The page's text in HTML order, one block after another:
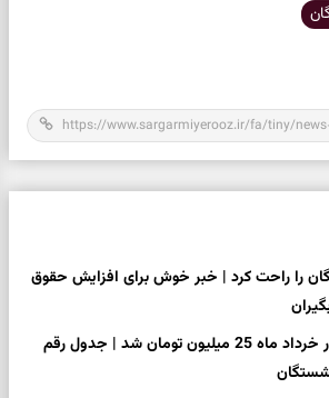
را راحت کرد | خبر خوش برای افزایش حقوق
حقوق بازنشستگان در خرداد ماه 25 میلیون تومان شد | جدول رقم